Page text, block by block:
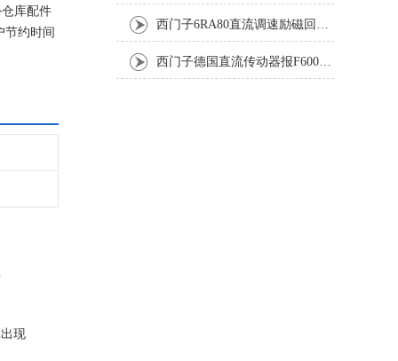
库配件
节约时间
现
西门子6RA80直流调速励磁回路坏报F60005修复排除
西门子德国直流传动器报F60067高温报警修复排除方法